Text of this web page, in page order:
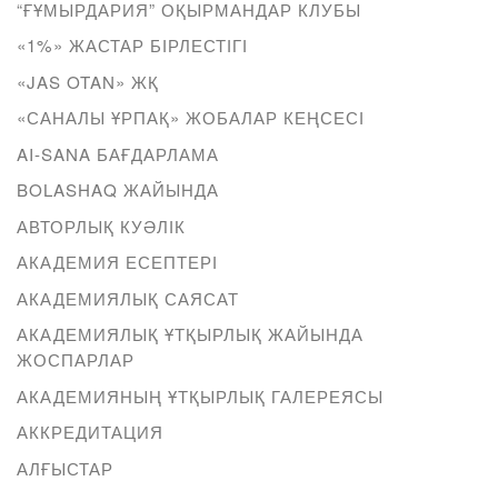
“ҒҰМЫРДАРИЯ” ОҚЫРМАНДАР КЛУБЫ
«1%» ЖАСТАР БІРЛЕСТІГІ
«JAS OTAN» ЖҚ
«САНАЛЫ ҰРПАҚ» ЖОБАЛАР КЕҢСЕСІ
AI-SANA БАҒДАРЛАМА
BOLASHAQ ЖАЙЫНДА
АВТОРЛЫҚ КУӘЛІК
АКАДЕМИЯ ЕСЕПТЕРІ
АКАДЕМИЯЛЫҚ САЯСАТ
АКАДЕМИЯЛЫҚ ҰТҚЫРЛЫҚ ЖАЙЫНДА
ЖОСПАРЛАР
АКАДЕМИЯНЫҢ ҰТҚЫРЛЫҚ ГАЛЕРЕЯСЫ
АККРЕДИТАЦИЯ
АЛҒЫСТАР